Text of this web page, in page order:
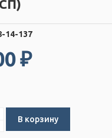
14-137
₽